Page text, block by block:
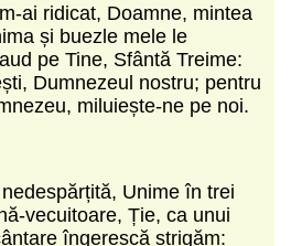
ai ridicat, Doamne, mintea
și buezle mele le
pe Tine, Sfântă Treime:
Dumnezeul nostru; pentru
miluiește-ne pe noi.
Unime în trei
vecuitoare, Ție, ca unui
îngerescă strigăm: